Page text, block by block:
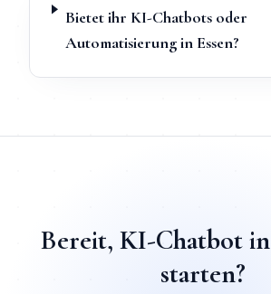
Bietet ihr KI-Chatbots oder
Automatisierung in Essen?
Bereit, KI-Chatbotin
starten?